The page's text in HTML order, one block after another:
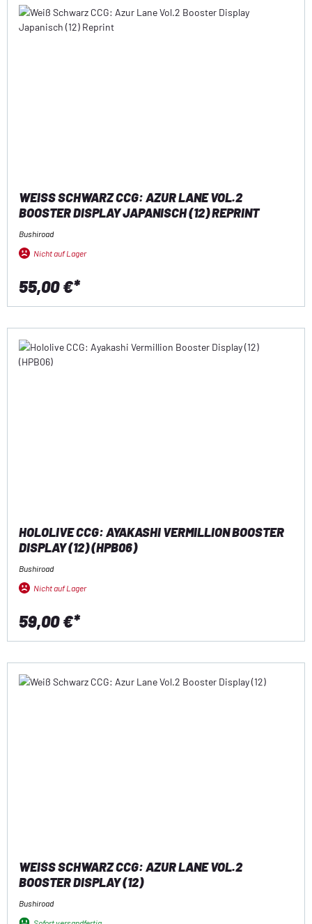
WEISS SCHWARZ CCG: AZUR LANE VOL.2 B
OOSTER DISPLAY JAPANISCH (12) REPRINT
Bushiroad
Nicht auf Lager
55,00 €*
HOLOLIVE CCG: AYAKASHI VERMILLION BOOSTER
DISPLAY (12) (HPB06)
Bushiroad
Nicht auf Lager
59,00 €*
WEISS SCHWARZ CCG: AZUR LANE VOL.2 B
OOSTER DISPLAY (12)
Bushiroad